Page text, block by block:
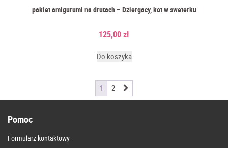
pakiet amigurumi na drutach – Dziergacy, kot w sweterku
125,00zł
Do koszyka
1 2
Pomoc
Formularz kontaktowy